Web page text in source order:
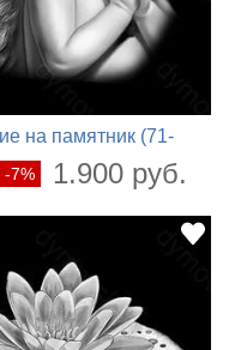
на памятник (71-
-7% 1.900 руб.